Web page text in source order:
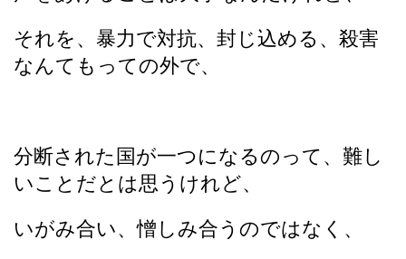
それを、暴力で対抗、封じ込める、殺害
なんてもっての外で、
分断された国が一つになるのって、難し
いことだとは思うけれど、
いがみ合い、憎しみ合うのではなく、